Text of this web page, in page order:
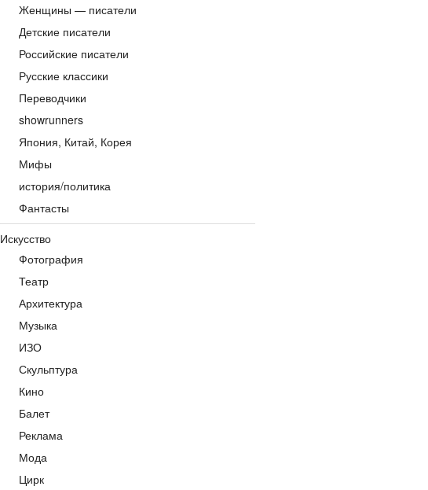
Женщины — писатели
Детские писатели
Российские писатели
Русские классики
Переводчики
showrunners
Япония, Китай, Корея
Мифы
история/политика
Фантасты
Искусство
Фотография
Театр
Архитектура
Музыка
ИЗО
Скульптура
Кино
Балет
Реклама
Мода
Цирк